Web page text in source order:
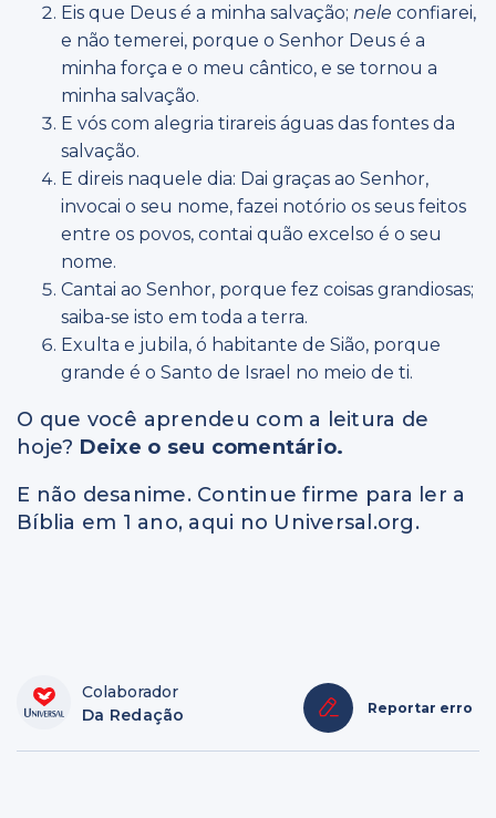
Eis que Deus é a minha salvação; nele confiarei,
e não temerei, porque o Senhor Deus é a
minha força e o meu cântico, e se tornou a
minha salvação.
E vós com alegria tirareis águas das fontes da
salvação.
E direis naquele dia: Dai graças ao Senhor,
invocai o seu nome, fazei notório os seus feitos
entre os povos, contai quão excelso é o seu
nome.
Cantai ao Senhor, porque fez coisas grandiosas;
saiba-se isto em toda a terra.
Exulta e jubila, ó habitante de Sião, porque
grande é o Santo de Israel no meio de ti.
O que você aprendeu com a leitura de
hoje? Deixe o seu comentário.
E não desanime. Continue firme para ler a
Bíblia em 1 ano, aqui no Universal.org.
Colaborador
Da Redação
Reportar erro